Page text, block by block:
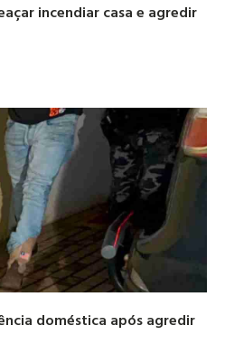
incendiar casa e agredir
doméstica após agredir